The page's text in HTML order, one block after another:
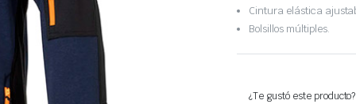
Cintura elástica
Bolsillos múltiples.
¿Te gustó este